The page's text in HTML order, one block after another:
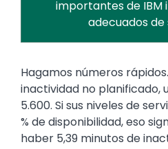
importantes de IBM
adecuados de
Text
Hagamos números
inactividad no planificado,
5.600. Si sus niveles de
% de disponibilidad, eso
haber 5,39 minutos de